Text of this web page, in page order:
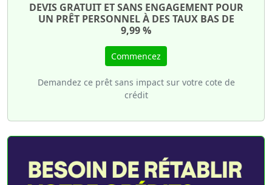
DEVIS GRATUIT ET SANS ENGAGEMENT POUR
UN PRÊT PERSONNEL À DES TAUX BAS DE
9,99 %
Commencez
Demandez ce prêt sans impact sur votre cote de
crédit